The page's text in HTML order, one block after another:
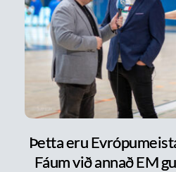
Þetta eru
Fáum við annað EM